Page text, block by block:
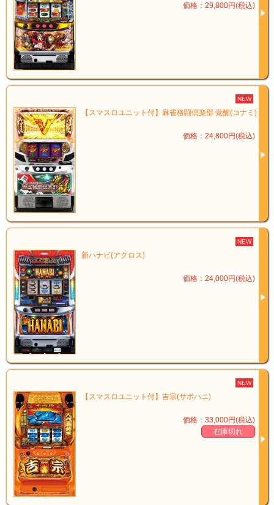
価格：29,800円(税込)
NEW
【スマスロユニット付】麻雀格闘倶楽部 覚醒(コナミ)
価格：24,800円(税込)
NEW
新ハナビ(アクロス)
価格：24,000円(税込)
NEW
【スマスロユニット付】吉宗(サボハニ)
価格：33,000円(税込)
在庫切れ